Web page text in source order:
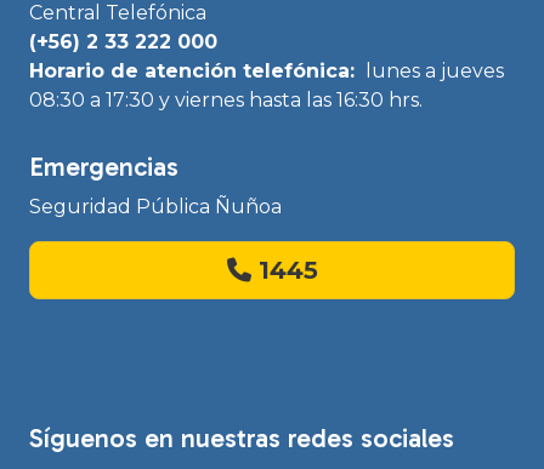
Central Telefónica
(+56) 2 33 222 000
Horario de atención telefónica:
lunes a jueves
08:30 a 17:30 y viernes hasta las 16:30 hrs.
Emergencias
Seguridad Pública Ñuñoa
1445
Síguenos en nuestras redes sociales